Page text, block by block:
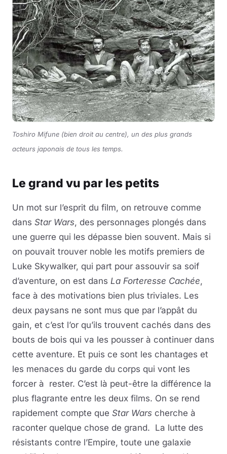
Toshiro Mifune (bien droit au centre), un des plus grands
acteurs japonais de tous les temps.
Le grand vu par les petits
Un mot sur l’esprit du film, on retrouve comme
dans Star Wars, des personnages plongés dans
une guerre qui les dépasse bien souvent. Mais si
on pouvait trouver noble les motifs premiers de
Luke Skywalker, qui part pour assouvir sa soif
d’aventure, on est dans La Forteresse Cachée,
face à des motivations bien plus triviales. Les
deux paysans ne sont mus que par l’appât du
gain, et c’est l’or qu’ils trouvent cachés dans des
bouts de bois qui va les pousser à continuer dans
cette aventure. Et puis ce sont les chantages et
les menaces du garde du corps qui vont les
forcer à rester. C’est là peut-être la différence la
plus flagrante entre les deux films. On se rend
rapidement compte que Star Wars cherche à
raconter quelque chose de grand. La lutte des
résistants contre l’Empire, toute une galaxie